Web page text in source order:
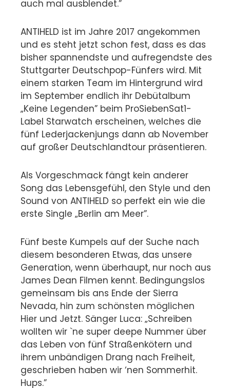
auch mal ausblendet.”
ANTIHELD ist im Jahre 2017 angekommen
und es steht jetzt schon fest, dass es das
bisher spannendste und aufregendste des
Stuttgarter Deutschpop-Fünfers wird. Mit
einem starken Team im Hintergrund wird
im September endlich ihr Debütalbum
„Keine Legenden” beim ProSiebenSat1-
Label Starwatch erscheinen, welches die
fünf Lederjackenjungs dann ab November
auf großer Deutschlandtour präsentieren.
Als Vorgeschmack fängt kein anderer
Song das Lebensgefühl, den Style und den
Sound von ANTIHELD so perfekt ein wie die
erste Single „Berlin am Meer”.
Fünf beste Kumpels auf der Suche nach
diesem besonderen Etwas, das unsere
Generation, wenn überhaupt, nur noch aus
James Dean Filmen kennt. Bedingungslos
gemeinsam bis ans Ende der Sierra
Nevada, hin zum schönsten möglichen
Hier und Jetzt. Sänger Luca: „Schreiben
wollten wir `ne super deepe Nummer über
das Leben von fünf Straßenkötern und
ihrem unbändigen Drang nach Freiheit,
geschrieben haben wir ‘nen Sommerhit.
Hups.”